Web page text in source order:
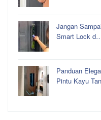
Jangan
Smart Lock
Panduan
Pintu Kayu